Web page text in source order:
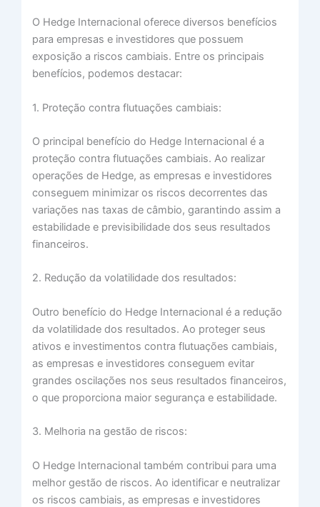
O Hedge Internacional oferece diversos benefícios
para empresas e investidores que possuem
exposição a riscos cambiais. Entre os principais
benefícios, podemos destacar:
1. Proteção contra flutuações cambiais:
O principal benefício do Hedge Internacional é a
proteção contra flutuações cambiais. Ao realizar
operações de Hedge, as empresas e investidores
conseguem minimizar os riscos decorrentes das
variações nas taxas de câmbio, garantindo assim a
estabilidade e previsibilidade dos seus resultados
financeiros.
2. Redução da volatilidade dos resultados:
Outro benefício do Hedge Internacional é a redução
da volatilidade dos resultados. Ao proteger seus
ativos e investimentos contra flutuações cambiais,
as empresas e investidores conseguem evitar
grandes oscilações nos seus resultados financeiros,
o que proporciona maior segurança e estabilidade.
3. Melhoria na gestão de riscos:
O Hedge Internacional também contribui para uma
melhor gestão de riscos. Ao identificar e neutralizar
os riscos cambiais, as empresas e investidores